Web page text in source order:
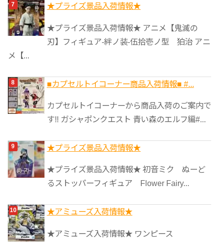
★プライズ景品入荷情報★
★プライズ景品入荷情報★ アニメ【鬼滅の
刃】フィギュア-絆ノ装-伍拾壱ノ型 狛治 アニ
メ【...
■カプセルトイコーナー商品入荷情報■ #...
カプセルトイコーナーから商品入荷のご案内で
す!! ガシャポンクエスト 青い森のエルフ編#...
★プライズ景品入荷情報★
★プライズ景品入荷情報★ 初音ミク ぬーど
るストッパーフィギュア Flower Fairy...
★アミューズ入荷情報★
★アミューズ入荷情報★ ワンピース